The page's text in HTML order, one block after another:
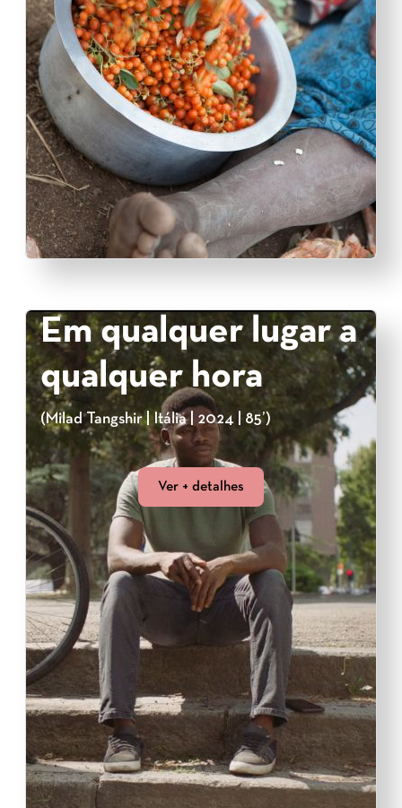
Em qualquer lugar a
qualquer hora
(Milad Tangshir | Itália | 2024 | 85’)
Ver + detalhes